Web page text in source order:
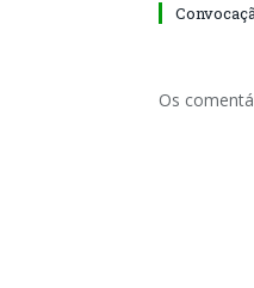
Os